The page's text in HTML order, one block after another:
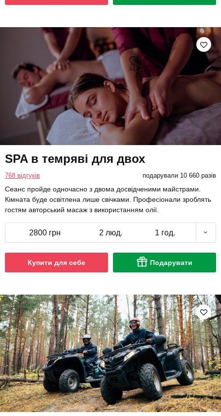
SPA в темряві для двох
768 відгуків подарували 10 660 разів
Сеанс пройде одночасно з двома досвідченими майстрами.
Кімната буде освітлена лише свічками. Професіонали зроблять
гостям авторський масаж з використанням олії.
2800 грн 2 люд. 1 год.
Купити для себе Подарувати